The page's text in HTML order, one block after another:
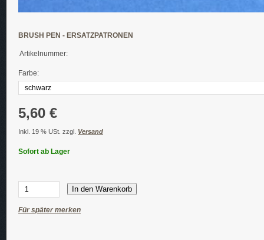
BRUSH PEN - ERSATZPATRONEN
Artikelnummer:
Farbe:
5,60 €
Inkl. 19 % USt. zzgl. Versand
Sofort ab Lager
In den Warenkorb
Für später merken